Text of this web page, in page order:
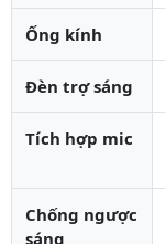
Ống kính
Đèn trợ sáng
Tích hợp mic
Chống ngược
sáng